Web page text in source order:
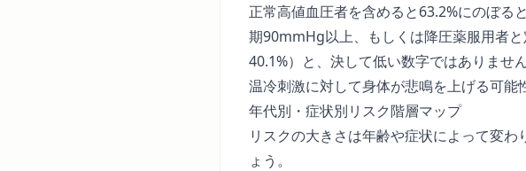
正常高値血圧者を含めると63.2%にのぼ
期90mmHg以上、もしくは降圧薬服用者
40.1%）と、決して低い数字ではありませ
温冷刺激に対して身体が悲鳴を上げる可能
年代別・症状別リスク階層マップ
リスクの大きさは年齢や症状によって変
ょう。